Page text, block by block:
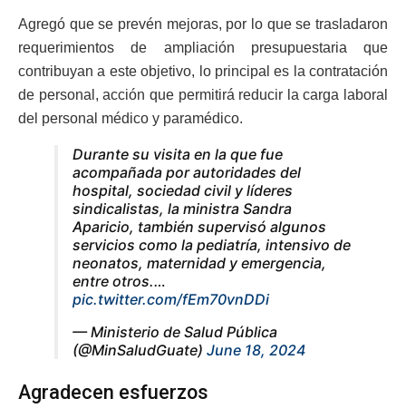
Agregó que se prevén mejoras, por lo que se trasladaron
requerimientos de ampliación presupuestaria que
contribuyan a este objetivo, lo principal es la contratación
de personal, acción que permitirá reducir la carga laboral
del personal médico y paramédico.
Durante su visita en la que fue
acompañada por autoridades del
hospital, sociedad civil y líderes
sindicalistas, la ministra Sandra
Aparicio, también supervisó algunos
servicios como la pediatría, intensivo de
neonatos, maternidad y emergencia,
entre otros.…
pic.twitter.com/fEm70vnDDi
— Ministerio de Salud Pública
(@MinSaludGuate) June 18, 2024
Agradecen esfuerzos